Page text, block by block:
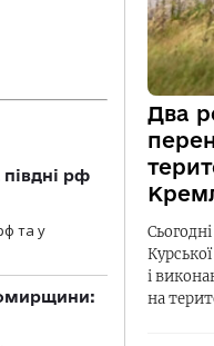
рф
та у
Два
і
на